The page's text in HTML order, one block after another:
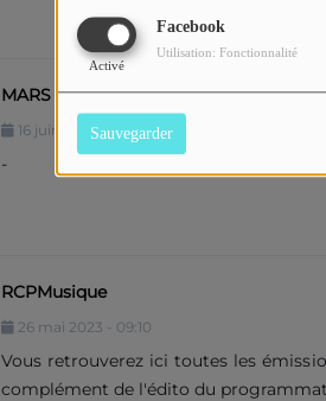
Facebook
Activé
Utilisation: Fonctionnalité
Sauvegarder
MARS Audio
16 juin 2023 - 17:00
-
RCPMusique
26 mai 2023 - 09:10
Vous retrouverez ici toutes les
complément de l'édito du